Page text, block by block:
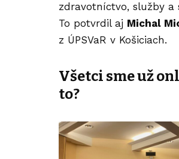
zdravotníctvo, služby a
To potvrdil aj Michal
z ÚPSVaR v Košiciach.
Všetci sme už
to?